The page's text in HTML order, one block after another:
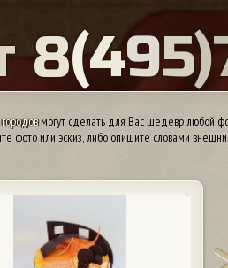
8(495)
могут сделать для Вас шедевр любой
фото или эскиз, либо опишите словами